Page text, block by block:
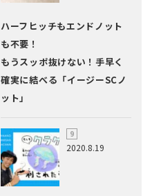
ハーフヒッチもエンドノット
も不要！
もうスッポ抜けない！手早く
確実に結べる「イージーSCノ
ット」
2020.8.19